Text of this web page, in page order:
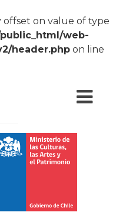
offset on value of type
web-
header.php on line